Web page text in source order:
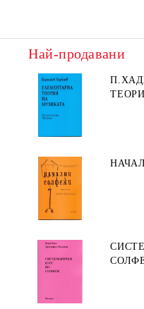
Най-продавани